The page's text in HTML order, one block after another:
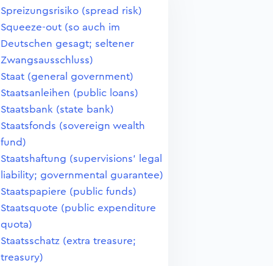
Spreizungsrisiko (spread risk)
Squeeze-out (so auch im
Deutschen gesagt; seltener
Zwangsausschluss)
Staat (general government)
Staatsanleihen (public loans)
Staatsbank (state bank)
Staatsfonds (sovereign wealth
fund)
Staatshaftung (supervisions' legal
liability; governmental guarantee)
Staatspapiere (public funds)
Staatsquote (public expenditure
quota)
Staatsschatz (extra treasure;
treasury)